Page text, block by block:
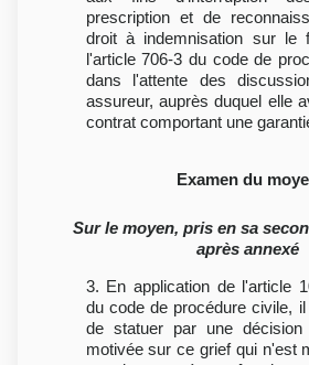
prescription et de
droit à indemnisation sur le
l'article 706-3 du code de
dans l'attente des
assureur, auprès duquel elle
contrat comportant une
Examen du
Sur le moyen, pris en sa
après annexé
3. En application de l'article
du code de procédure civile,
de statuer par une décision
motivée sur ce grief qui n'est